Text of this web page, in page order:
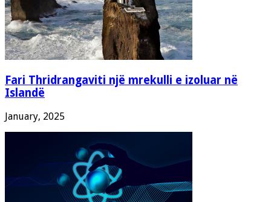
Fari Thridrangaviti një mrekulli e izoluar në
Islandë
January, 2025